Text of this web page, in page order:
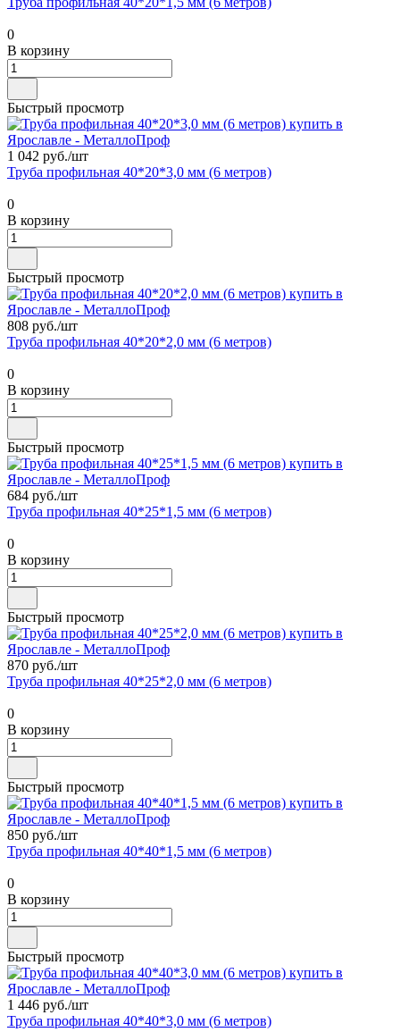
0
В корзину
Быстрый просмотр
1 042 руб./шт
Труба профильная 40*20*3,0 мм (6 метров)
0
В корзину
Быстрый просмотр
808 руб./шт
Труба профильная 40*20*2,0 мм (6 метров)
0
В корзину
Быстрый просмотр
684 руб./шт
Труба профильная 40*25*1,5 мм (6 метров)
0
В корзину
Быстрый просмотр
870 руб./шт
Труба профильная 40*25*2,0 мм (6 метров)
0
В корзину
Быстрый просмотр
850 руб./шт
Труба профильная 40*40*1,5 мм (6 метров)
0
В корзину
Быстрый просмотр
1 446 руб./шт
Труба профильная 40*40*3,0 мм (6 метров)